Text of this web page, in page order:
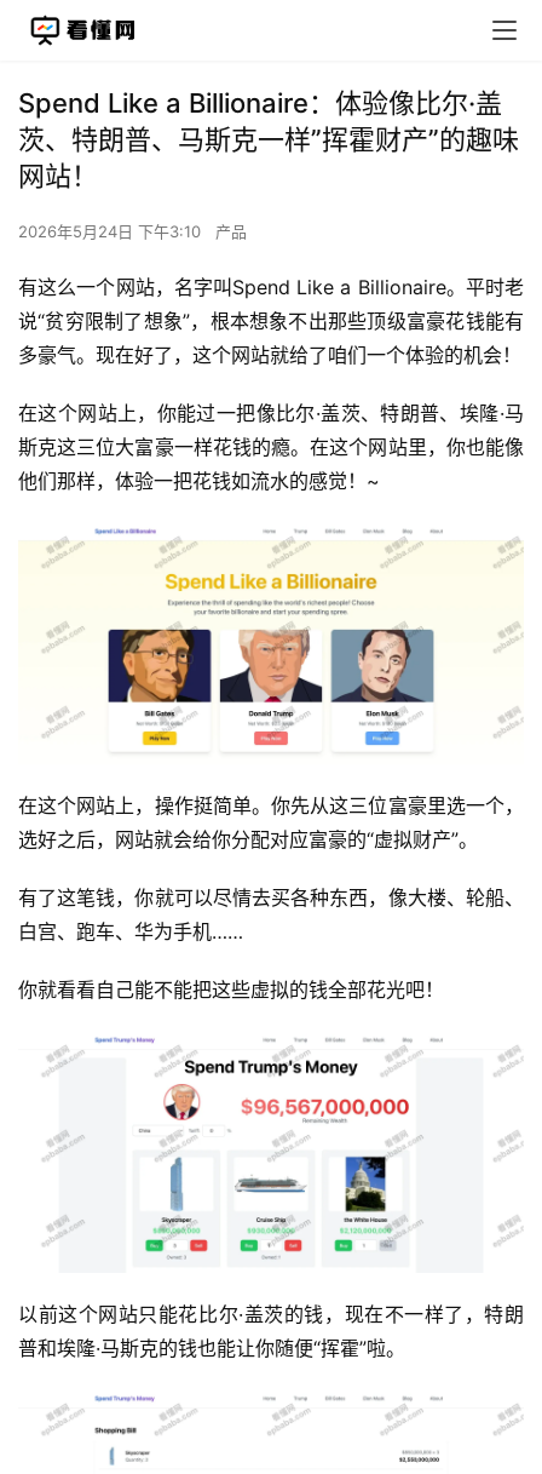
营
产
品
Spend Like a Billionaire：体验像比尔·盖
茨、特朗普、马斯克一样”挥霍财产”的趣味
网站！
2026年5月24日 下午3:10 产品
有这么一个网站，名字叫Spend Like a Billionaire。平时老
说“贫穷限制了想象”，根本想象不出那些顶级富豪花钱能有
多豪气。现在好了，这个网站就给了咱们一个体验的机会！
在这个网站上，你能过一把像比尔·盖茨、特朗普、埃隆·马
斯克这三位大富豪一样花钱的瘾。在这个网站里，你也能像
他们那样，体验一把花钱如流水的感觉！~
在这个网站上，操作挺简单。你先从这三位富豪里选一个，
选好之后，网站就会给你分配对应富豪的“虚拟财产”。
有了这笔钱，你就可以尽情去买各种东西，像大楼、轮船、
白宫、跑车、华为手机……
你就看看自己能不能把这些虚拟的钱全部花光吧！
以前这个网站只能花比尔·盖茨的钱，现在不一样了，特朗
普和埃隆·马斯克的钱也能让你随便“挥霍”啦。